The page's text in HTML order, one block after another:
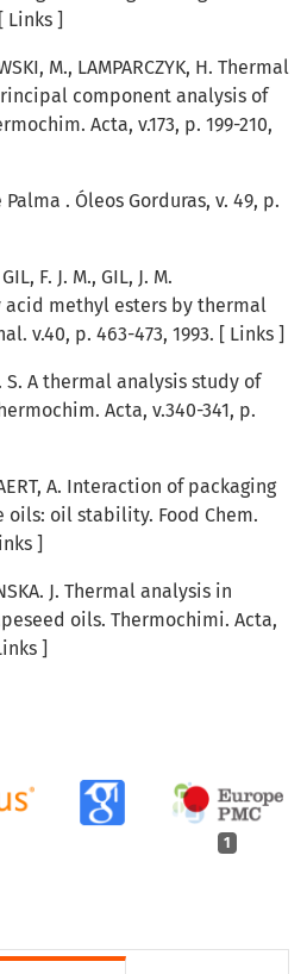
1
Links ]
M., LAMPARCZYK, H. Thermal
component analysis of
Acta, v.173, p. 199-210,
Palma . Óleos Gorduras, v. 49, p.
F. J. M., GIL, J. M.
methyl esters by thermal
v.40, p. 463-473, 1993. [ Links ]
S. A thermal analysis study of
Acta, v.340-341, p.
A. Interaction of packaging
oil stability. Food Chem.
]
J. Thermal analysis in
oils. Thermochimi. Acta,
]